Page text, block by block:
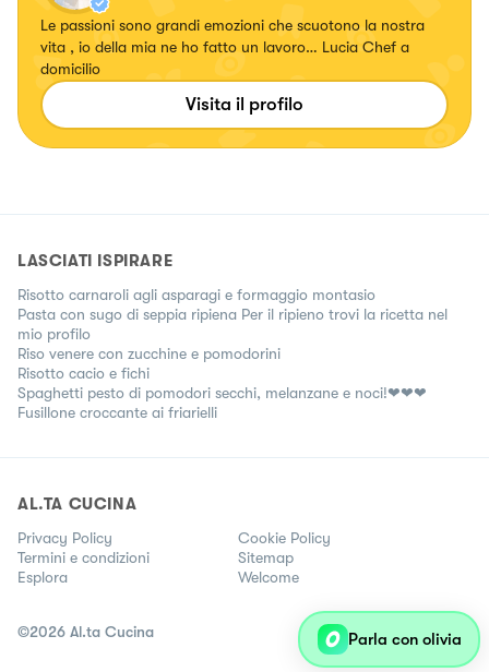
Le passioni sono grandi emozioni che scuotono la nostra
vita , io della mia ne ho fatto un lavoro… Lucia Chef a
domicilio
Visita il profilo
LASCIATI ISPIRARE
Risotto carnaroli agli asparagi e formaggio montasio
Pasta con sugo di seppia ripiena Per il ripieno trovi la ricetta nel
mio profilo
Riso venere con zucchine e pomodorini
Risotto cacio e fichi
Spaghetti pesto di pomodori secchi, melanzane e noci!❤❤❤
Fusillone croccante ai friarielli
AL.TA CUCINA
Privacy Policy
Cookie Policy
Termini e condizioni
Sitemap
Esplora
Welcome
©2026 Al.ta Cucina Parla con olivia